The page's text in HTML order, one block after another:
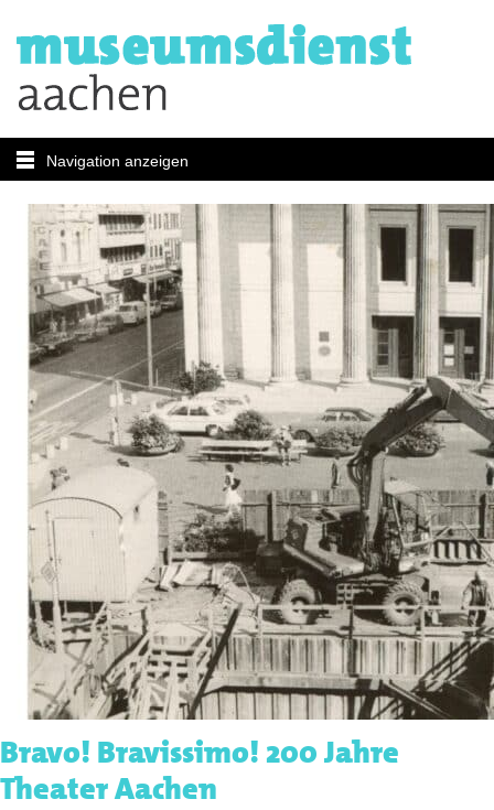
Navigation anzeigen
Bravo! Bravissimo! 200 Jahre
Theater Aachen